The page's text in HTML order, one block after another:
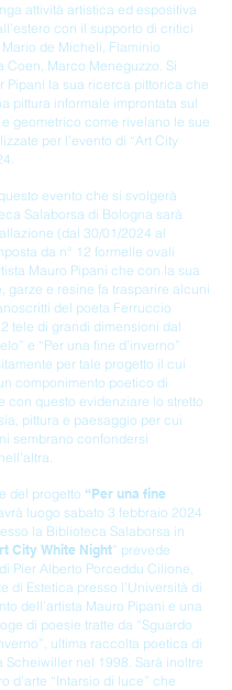
attività artistica ed espositiva
con il supporto di critici
de Micheli, Flaminio
Coen, Marco Meneguzzo. Si
Pipani la sua ricerca pittorica che
pittura informale improntata sul
geometrico come rivelano le sue
per l’evento di “Art City
evento che si svolgerà
Salaborsa di Bologna sarà
(dal 30/01/2024 al
da n° 12 formelle ovali
Mauro Pipani che con la sua
garze e resine fa trasparire alcuni
del poeta Ferruccio
tele di grandi dimensioni dal
e “Per una fine d’inverno”
per tale progetto il cui
componimento poetico di
con questo evidenziare lo stretto
pittura e paesaggio per cui
sembrano confondersi
del progetto “Per una fine
luogo sabato 3 febbraio 2024
la Biblioteca Salaborsa in
City White Night” prevede
Pier Alberto Porceddu Cilione,
di Estetica presso l’Università di
dell’artista Mauro Pipani e una
di poesie tratte da “Sguardo
ultima raccolta poetica di
Scheiwiller nel 1998. Sarà inoltre
d’arte “Intarsio di luce” che